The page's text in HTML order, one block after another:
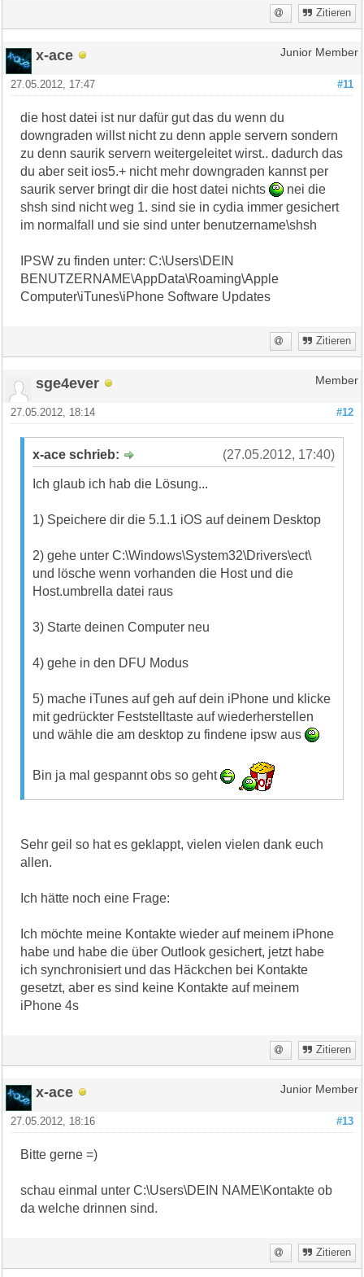
Zitieren
x-ace Junior Member
#11
27.05.2012, 17:47
die host datei ist nur dafür gut das du wenn du
downgraden willst nicht zu denn apple servern sondern
zu denn saurik servern weitergeleitet wirst.. dadurch das
du aber seit ios5.+ nicht mehr downgraden kannst per
saurik server bringt dir die host datei nichts
nei die
shsh sind nicht weg 1. sind sie in cydia immer gesichert
im normalfall und sie sind unter benutzername\shsh
IPSW zu finden unter: C:\Users\DEIN
BENUTZERNAME\AppData\Roaming\Apple
Computer\iTunes\iPhone Software Updates
Zitieren
sge4ever Member
#12
27.05.2012, 18:14
(27.05.2012, 17:40)
x-ace schrieb:
Ich glaub ich hab die Lösung...
1) Speichere dir die 5.1.1 iOS auf deinem Desktop
2) gehe unter C:\Windows\System32\Drivers\ect\
und lösche wenn vorhanden die Host und die
Host.umbrella datei raus
3) Starte deinen Computer neu
4) gehe in den DFU Modus
5) mache iTunes auf geh auf dein iPhone und klicke
mit gedrückter Feststelltaste auf wiederherstellen
und wähle die am desktop zu findene ipsw aus
Bin ja mal gespannt obs so geht
Sehr geil so hat es geklappt, vielen vielen dank euch
allen.
Ich hätte noch eine Frage:
Ich möchte meine Kontakte wieder auf meinem iPhone
habe und habe die über Outlook gesichert, jetzt habe
ich synchronisiert und das Häckchen bei Kontakte
gesetzt, aber es sind keine Kontakte auf meinem
iPhone 4s
Zitieren
x-ace Junior Member
#13
27.05.2012, 18:16
Bitte gerne =)
schau einmal unter C:\Users\DEIN NAME\Kontakte ob
da welche drinnen sind.
Zitieren